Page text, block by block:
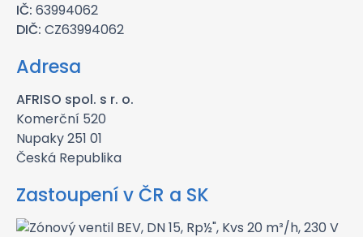
IČ: 63994062
DIČ: CZ63994062
Adresa
AFRISO spol. s r. o.
Komerční 520
Nupaky 251 01
Česká Republika
Zastoupení v ČR a SK